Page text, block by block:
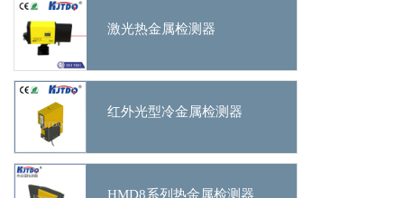
激光热金属检测器
红外光型冷金属检测器
HMD8系列热金属检测器